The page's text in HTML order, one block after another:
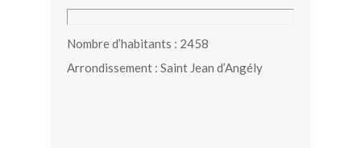
Nombre d’habitants : 2458
Arrondissement : Saint Jean d’Angély